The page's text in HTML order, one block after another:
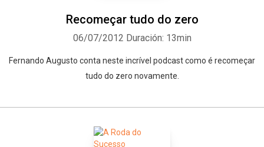
Recomeçar tudo do zero
06/07/2012 Duración: 13min
Fernando Augusto conta neste incrível podcast como é recomeçar
tudo do zero novamente.